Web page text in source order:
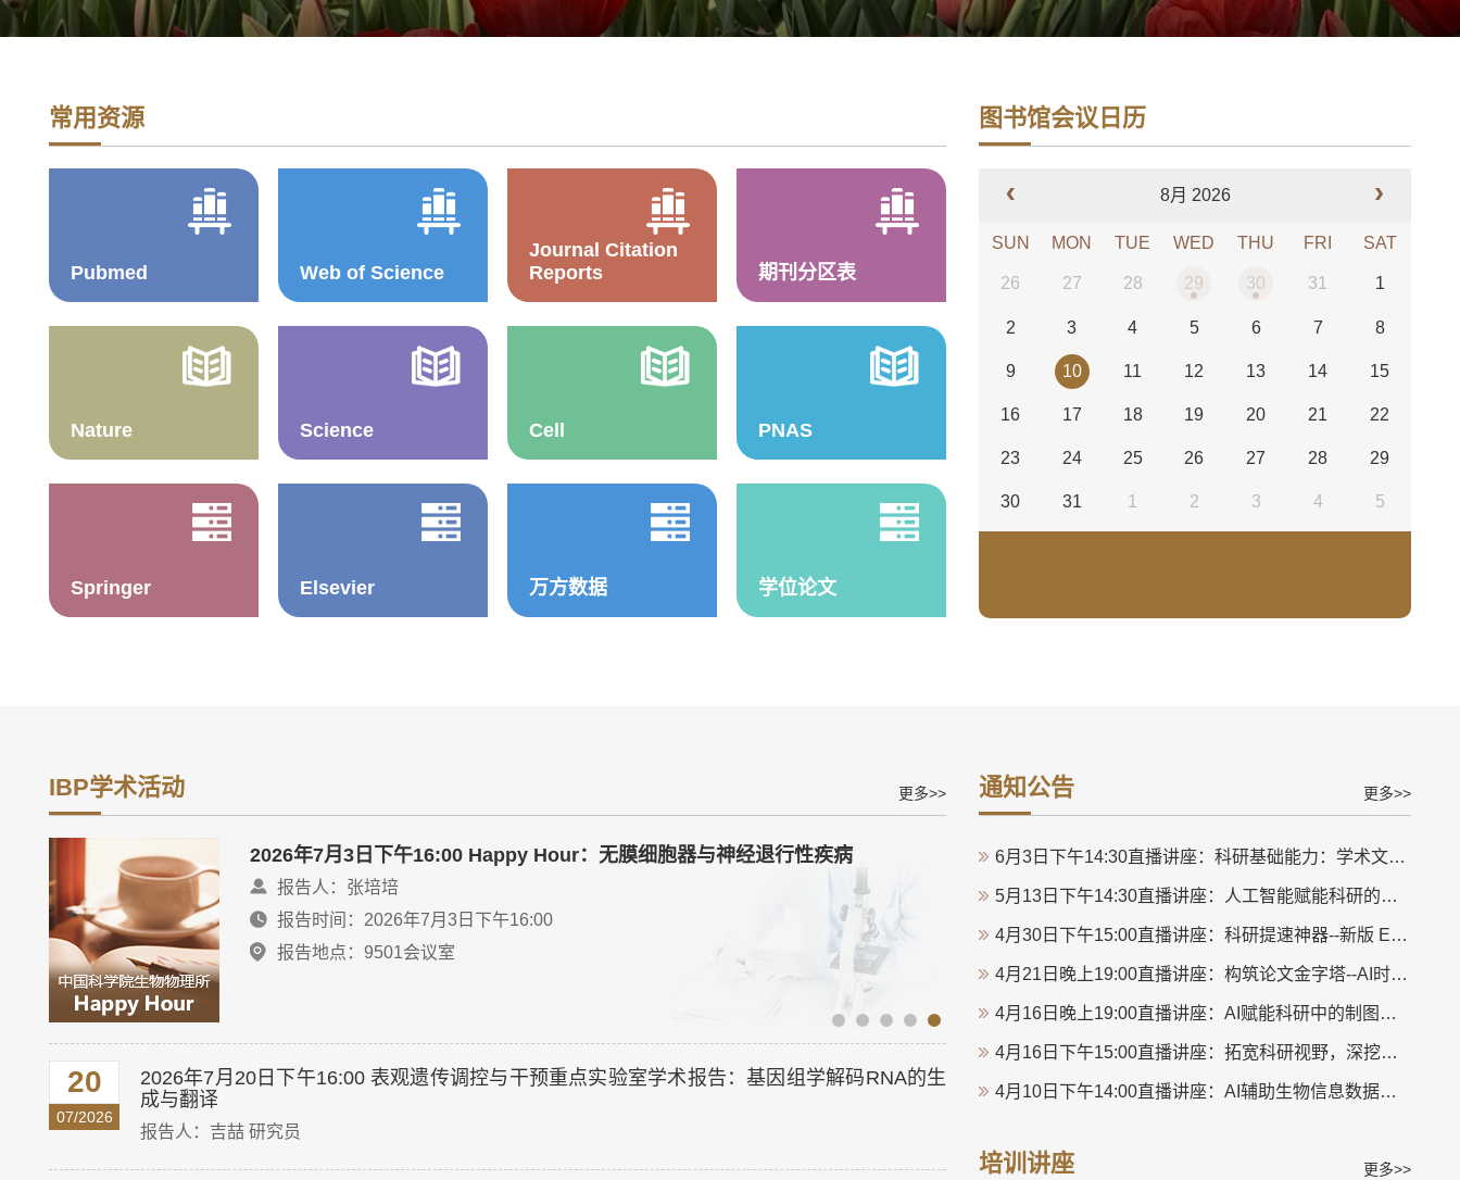
常用资源
Pubmed Web of Science
Journal Citation
Reports
期刊分区表
Nature Science Cell PNAS
Springer Elsevier 万方数据 学位论文
图书馆会议日历
8月 2026
SUN MON TUE WED THU FRI SAT
26 27 28 29 30 31 1
2 3 4 5 6 7 8
9 10 11 12 13 14 15
16 17 18 19 20 21 22
23 24 25 26 27 28 29
30 31 1 2 3 4 5
IBP学术活动 更多>>
2026年7月3日下午16:00 Happy Hour：无膜细胞器与神经退行性疾病
报告人：张培培
报告时间：2026年7月3日下午16:00
报告地点：9501会议室
20
07/2026
2026年7月20日下午16:00 表观遗传调控与干预重点实验室学术报告：基因组学解码RNA的生
成与翻译
报告人：吉喆 研究员
通知公告 更多>>
6月3日下午14:30直播讲座：科研基础能力：学术文献阅读、写作与投稿流程概述
5月13日下午14:30直播讲座：人工智能赋能科研的法律边界与风险防控
4月30日下午15:00直播讲座：科研提速神器--新版 EndNote 的正确打开方式
4月21日晚上19:00直播讲座：构筑论文金字塔--AI时代的学术写作规范
4月16日晚上19:00直播讲座：AI赋能科研中的制图与读图
4月16日下午15:00直播讲座：拓宽科研视野，深挖学术矿藏——Web of Science 数据库平台在科研中的价值与应用
4月10日下午14:00直播讲座：AI辅助生物信息数据处理：工具与实践
4月7日下午15:00直播讲座：科研人员应该知道的安全“养虾”那些事儿
培训讲座 更多>>